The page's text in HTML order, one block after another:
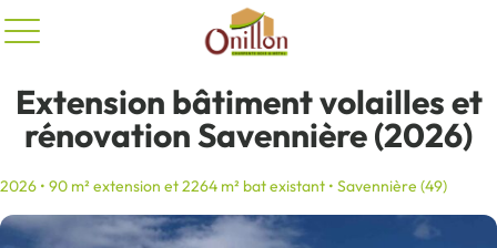
Extension bâtiment volailles et
rénovation Savennière (2026)
2026 • 90 m² extension et 2264 m² bat existant • Savennière (49)